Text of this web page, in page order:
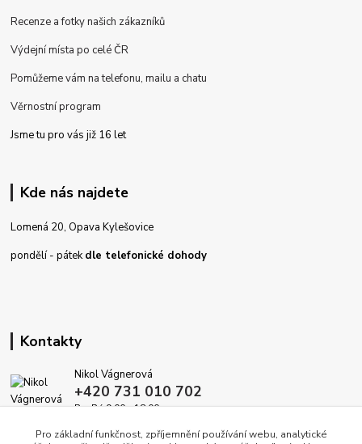
Recenze a fotky našich zákazníků
Výdejní místa po celé ČR
Pomůžeme vám na telefonu, mailu a chatu
Věrnostní program
Jsme tu pro vás již 16 let
Kde nás najdete
Lomená 20, Opava Kylešovice
pondělí - pátekdle telefonické dohody
Kontakty
Nikol Vágnerová
+420 731 010 702
Po-Pá 9.00 - 18.00
info@dekoracedomova.cz
Pro základní funkčnost, zpříjemnění používání webu, analytické